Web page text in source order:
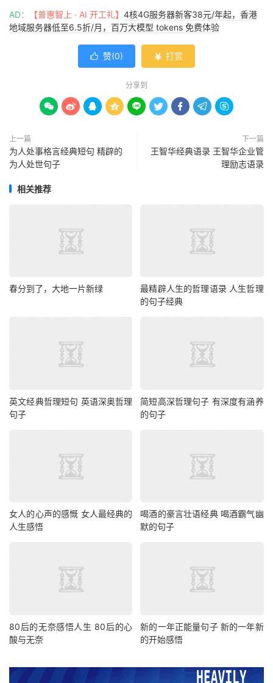
AD： 【普惠智上 · AI 开工礼】 4核4G服务器新客38元/年起，香港
地域服务器低至6.5折/月，百万大模型 tokens 免费体验
 赞(0)  打赏
分享到
        
上一篇
为人处事格言经典短句 精辟的
为人处世句子
下一篇
王智华经典语录 王智华企业管
理励志语录
相关推荐
春分到了，大地一片新绿
最精辟人生的哲理语录 人生哲理
的句子经典
英文经典哲理短句 英语深奥哲理
句子
简短高深哲理句子 有深度有涵养
的句子
女人的心声的感慨 女人最经典的
人生感悟
喝酒的豪言壮语经典 喝酒霸气幽
默的句子
80后的无奈感悟人生 80后的心
酸与无奈
新的一年正能量句子 新的一年新
的开始感悟